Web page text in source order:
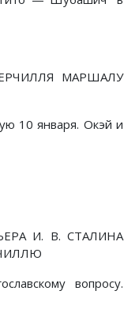
МАРШАЛУ
10 января. Окэй и
И. В. СТАЛИНА
вопросу.